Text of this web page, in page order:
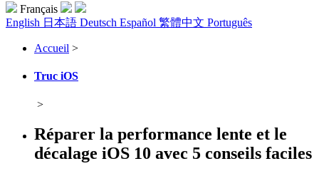
Français
English 日本語 Deutsch Español 繁體中文 Português
Accueil >
Truc iOS
>
Réparer la performance lente et le
décalage iOS 10 avec 5 conseils faciles